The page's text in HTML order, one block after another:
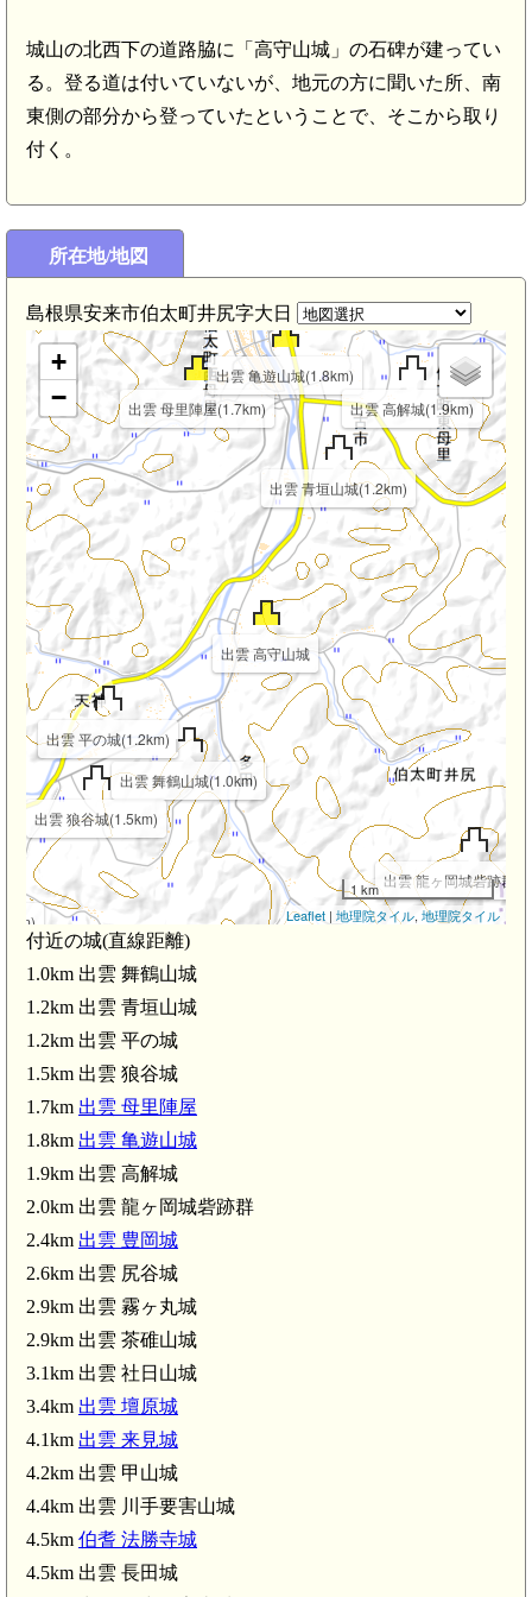
城山の北西下の道路脇に「高守山城」の石碑が建ってい
る。登る道は付いていないが、地元の方に聞いた所、南
東側の部分から登っていたということで、そこから取り
付く。
所在地/地図
島根県安来市伯太町井尻字大日
出雲 高守山城
出雲 舞鶴山城(1.0km)
出雲 青垣山城(1.2km)
出雲 平の城(1.2km)
出雲 狼谷城(1.5km)
出雲 母里陣屋(1.7km)
出雲 亀遊山城(1.8km)
出雲 高解城(1.9km)
出雲 龍ヶ岡城砦跡群
出雲 来
+
−
1 km
Leaflet | 地理院タイル, 地理院タイル
付近の城(直線距離)
1.0km 出雲 舞鶴山城
1.2km 出雲 青垣山城
1.2km 出雲 平の城
1.5km 出雲 狼谷城
1.7km 出雲 母里陣屋
1.8km 出雲 亀遊山城
1.9km 出雲 高解城
2.0km 出雲 龍ヶ岡城砦跡群
2.4km 出雲 豊岡城
2.6km 出雲 尻谷城
2.9km 出雲 霧ヶ丸城
2.9km 出雲 茶碓山城
3.1km 出雲 社日山城
3.4km 出雲 壇原城
4.1km 出雲 来見城
4.2km 出雲 甲山城
4.4km 出雲 川手要害山城
4.5km 伯耆 法勝寺城
4.5km 出雲 長田城